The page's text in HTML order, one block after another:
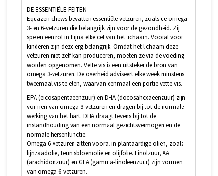
DE ESSENTIËLE FEITEN
Equazen chews bevatten essentiële vetzuren, zoals de omega
3- en 6-vetzuren die belangrijk zijn voor de gezondheid. Zij
spelen een rol in bijna elke cel van het lichaam. Vooral voor
kinderen zijn deze erg belangrijk. Omdat het lichaam deze
vetzuren niet zelf kan produceren, moeten ze via de voeding
worden opgenomen. Vette vis is een uitstekende bron van
omega 3-vetzuren. De overheid adviseert elke week minstens
tweemaal vis te eten, waarvan eenmaal een portie vette vis.
EPA (eicosapentaeenzuur) en DHA (docosahexaeenzuur) zijn
vormen van omega 3-vetzuren en dragen bij tot de normale
werking van het hart. DHA draagt tevens bij tot de
instandhouding van een normaal gezichtsvermogen en de
normale hersenfunctie.
Omega 6-vetzuren zitten vooral in plantaardige oliën, zoals
lijnzaadolie, teunisbloemolie en olijfolie. Linolzuur, AA
(arachidonzuur) en GLA (gamma-linoleenzuur) zijn vormen
van omega 6-vetzuren.